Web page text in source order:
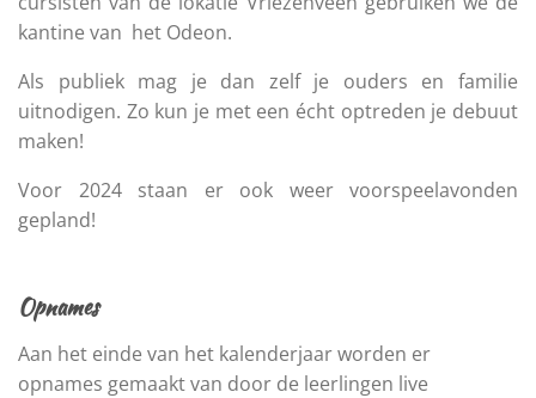
kantine van het Odeon.
Als publiek mag je dan zelf je ouders en familie
uitnodigen. Zo kun je met een écht optreden je debuut
maken!
Voor 2024 staan er ook weer voorspeelavonden
gepland!
Opnames
Aan het einde van het kalenderjaar worden er
opnames gemaakt van door de leerlingen live